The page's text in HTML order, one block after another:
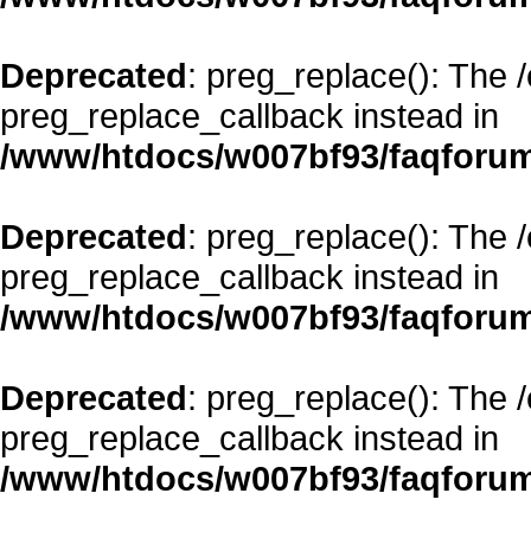
Deprecated: preg_replace(): The
preg_replace_callback instead in
/www/htdocs/w007bf93/
Deprecated: preg_replace(): The
preg_replace_callback instead in
/www/htdocs/w007bf93/
Deprecated: preg_replace(): The
preg_replace_callback instead in
/www/htdocs/w007bf93/